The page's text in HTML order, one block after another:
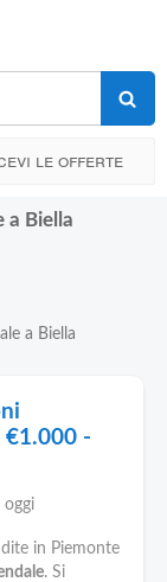
le offerte
a Biella
a Biella
€1.000 -
oggi
in Piemonte
. Si